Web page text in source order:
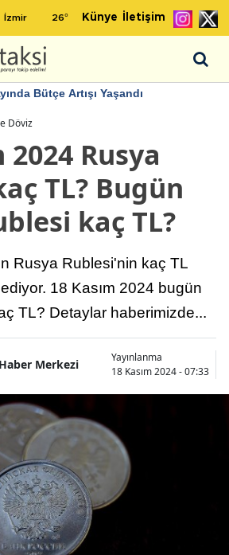
26° Künye İletişim
Bütçe Artışı Yaşandı
Döviz
2024 Rusya
TL? Bugün
kaç TL?
Rusya Rublesi'nin kaç TL
18 Kasım 2024 bugün
TL? Detaylar haberimizde...
Merkezi
Yayınlanma
18 Kasım 2024 - 07:33